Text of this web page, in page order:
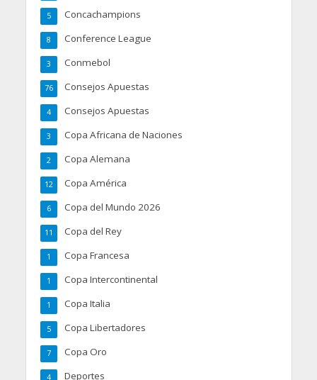
Concachampions
5
Conference League
8
Conmebol
3
Consejos Apuestas
76
Consejos Apuestas
4
Copa Africana de Naciones
3
Copa Alemana
2
Copa América
12
Copa del Mundo 2026
6
Copa del Rey
11
Copa Francesa
1
Copa Intercontinental
1
Copa Italia
1
Copa Libertadores
5
Copa Oro
7
Deportes
4